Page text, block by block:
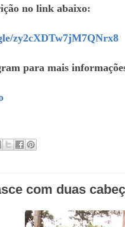
no link abaixo:
zy2cXDTw7jM7QNrx8
para mais
com duas